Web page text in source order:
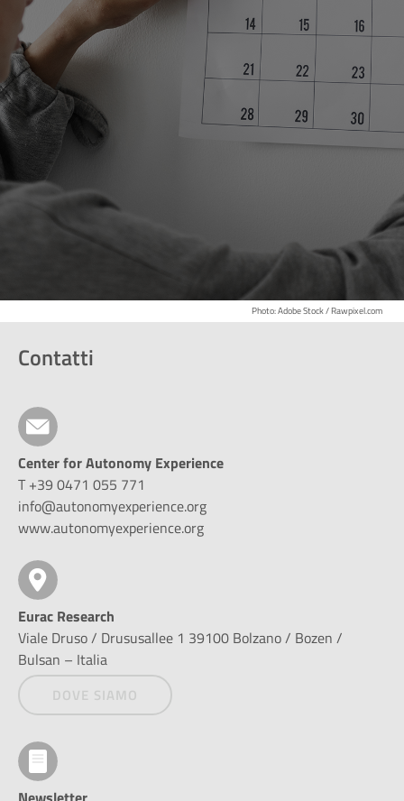
Photo: Adobe Stock / Rawpixel.com
Contatti
Center for Autonomy Experience
T +39 0471 055 771
info@autonomyexperience.org
www.autonomyexperience.org
Eurac Research
Viale Druso / Drususallee 1 39100 Bolzano / Bozen /
Bulsan – Italia
DOVE SIAMO